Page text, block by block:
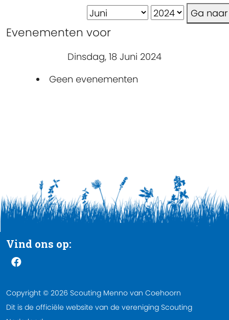
Ga
Evenementen voor
Dinsdag, 18 Juni 2024
Geen evenementen
Vind ons op:
Copyright © 2026 Scouting Menno van Coehoorn
Dit is de officiële website van de vereniging Scouting